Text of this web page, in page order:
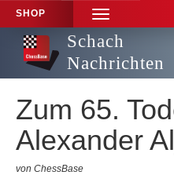
SHOP
TOGGLE
NAVIGATION
Schach
Nachrichten
Zum 65.
Alexander
von ChessBase